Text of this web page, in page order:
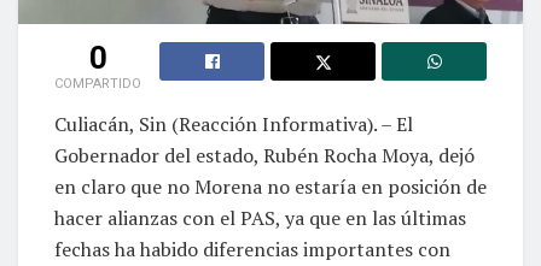
0
COMPARTIDO
Culiacán, Sin (Reacción Informativa). – El
Gobernador del estado, Rubén Rocha Moya, dejó
en claro que no Morena no estaría en posición de
hacer alianzas con el PAS, ya que en las últimas
fechas ha habido diferencias importantes con